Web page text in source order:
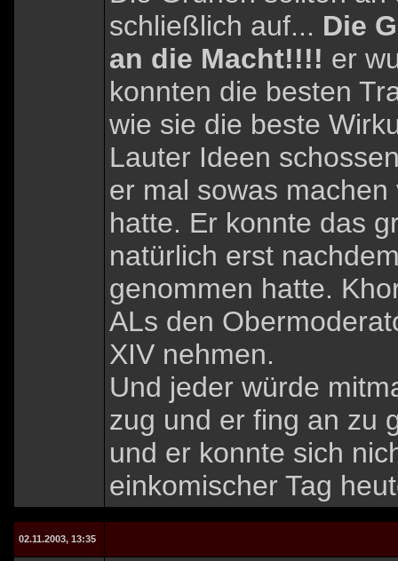
schließlich auf... Die
an die Macht!!!! er
konnten die besten
wie sie die beste
Lauter Ideen
er mal sowas
hatte. Er konnte das
natürlich erst
genommen hatte.
ALs den
XIV nehmen.
Und jeder würde
zug und er fing an zu
und er konnte sich
einkomischer Tag
02.11.2003, 13:35